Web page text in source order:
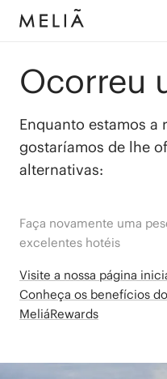
Ocorreu
Enquanto estamos a
gostaríamos de lhe
alternativas:
Faça novamente uma
excelentes hotéis
Visite a nossa página
Conheça os benefícios
MeliáRewards